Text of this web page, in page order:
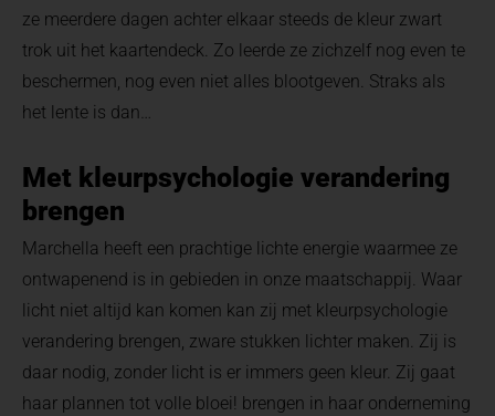
ze meerdere dagen achter elkaar steeds de kleur zwart
trok uit het kaartendeck. Zo leerde ze zichzelf nog even te
beschermen, nog even niet alles blootgeven. Straks als
het lente is dan…
Met kleurpsychologie verandering
brengen
Marchella heeft een prachtige lichte energie waarmee ze
ontwapenend is in gebieden in onze maatschappij. Waar
licht niet altijd kan komen kan zij met kleurpsychologie
verandering brengen, zware stukken lichter maken. Zij is
daar nodig, zonder licht is er immers geen kleur. Zij gaat
haar plannen tot volle bloei! brengen in haar onderneming